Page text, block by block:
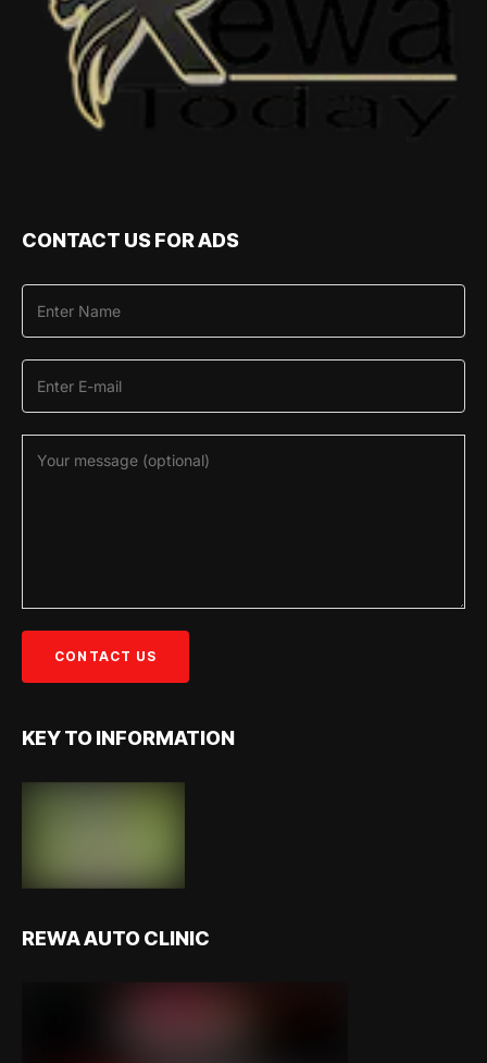
CONTACT US FOR ADS
KEY TO INFORMATION
REWA AUTO CLINIC